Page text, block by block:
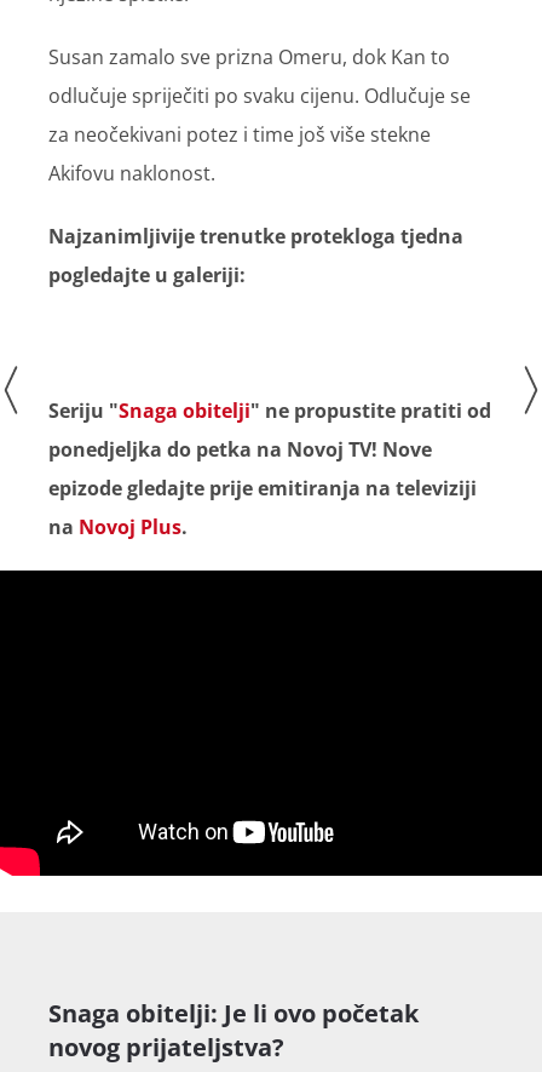
Susan zamalo sve prizna Omeru, dok Kan to
odlučuje spriječiti po svaku cijenu. Odlučuje se
za neočekivani potez i time još više stekne
Akifovu naklonost.
Najzanimljivije trenutke protekloga tjedna
pogledajte u galeriji:
Seriju "Snaga obitelji" ne propustite pratiti od
ponedjeljka do petka na Novoj TV! Nove
epizode gledajte prije emitiranja na televiziji
na Novoj Plus.
Snaga obitelji: Je li ovo početak
novog prijateljstva?